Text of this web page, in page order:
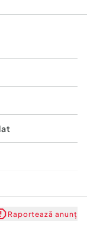
Raportează anunț